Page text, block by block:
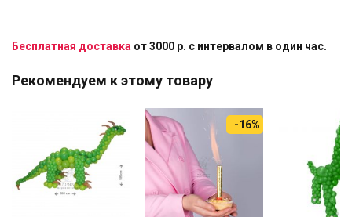
Бесплатная доставка от 3000 р. с интервалом в один час.
Рекомендуем к этому товару
-16%